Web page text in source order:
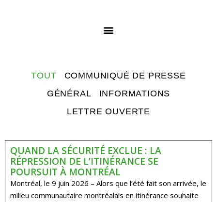
COMMUNIQUÉ DE PRESSE
GÉNÉRAL
INFORMATIONS
LETTRE OUVERTE
TOUT
QUAND LA SÉCURITÉ EXCLUE : LA
RÉPRESSION DE L’ITINÉRANCE SE
POURSUIT À MONTRÉAL
Montréal, le 9 juin 2026 – Alors que l’été fait son arrivée, le
milieu communautaire montréalais en itinérance souhaite